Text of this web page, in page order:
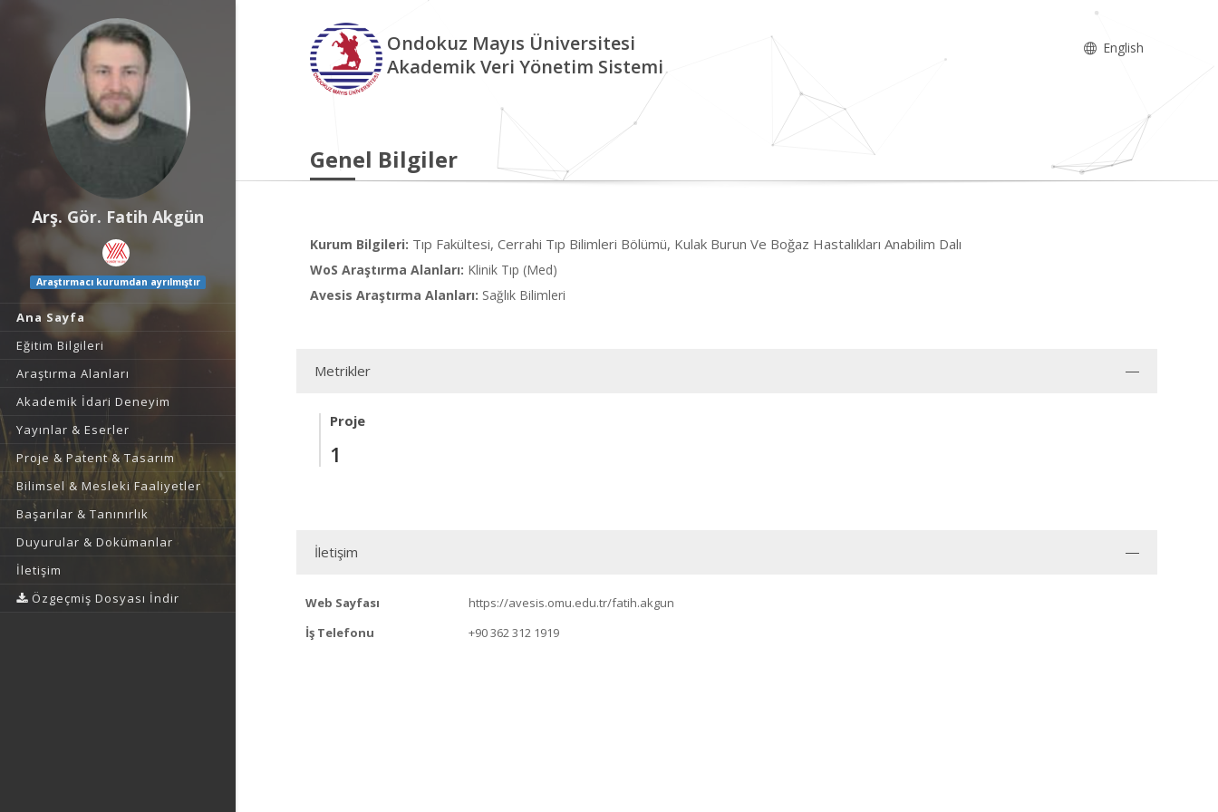
Arş. Gör. Fatih Akgün
Araştırmacı kurumdan ayrılmıştır
Ana Sayfa
Eğitim Bilgileri
Araştırma Alanları
Akademik İdari Deneyim
Yayınlar & Eserler
Proje & Patent & Tasarım
Bilimsel & Mesleki Faaliyetler
Başarılar & Tanınırlık
Duyurular & Dokümanlar
İletişim
Özgeçmiş Dosyası İndir
Ondokuz Mayıs Üniversitesi
Akademik Veri Yönetim Sistemi
English
Genel Bilgiler
Kurum Bilgileri: Tıp Fakültesi, Cerrahi Tıp Bilimleri Bölümü, Kulak Burun Ve Boğaz Hastalıkları Anabilim Dalı
WoS Araştırma Alanları: Klinik Tıp (Med)
Avesis Araştırma Alanları: Sağlık Bilimleri
Metrikler
Proje
1
İletişim
Web Sayfası
https://avesis.omu.edu.tr/fatih.akgun
İş Telefonu
+90 362 312 1919